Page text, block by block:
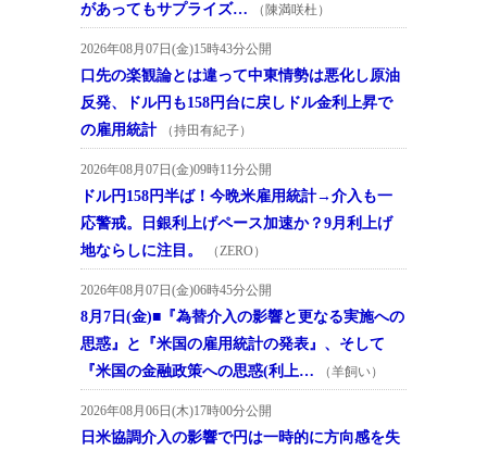
があってもサプライズ…
（陳満咲杜）
2026年08月07日(金)15時43分公開
口先の楽観論とは違って中東情勢は悪化し原油
反発、ドル円も158円台に戻しドル金利上昇で
の雇用統計
（持田有紀子）
2026年08月07日(金)09時11分公開
ドル円158円半ば！今晩米雇用統計→介入も一
応警戒。日銀利上げペース加速か？9月利上げ
地ならしに注目。
（ZERO）
2026年08月07日(金)06時45分公開
8月7日(金)■『為替介入の影響と更なる実施への
思惑』と『米国の雇用統計の発表』、そして
『米国の金融政策への思惑(利上…
（羊飼い）
2026年08月06日(木)17時00分公開
日米協調介入の影響で円は一時的に方向感を失